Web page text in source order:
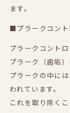
ます。
■プラークコント
プラークコント
プラーク（歯垢）
プラークの中に
われています。
これを取り除く